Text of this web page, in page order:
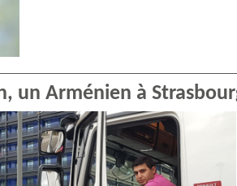
un Arménien à